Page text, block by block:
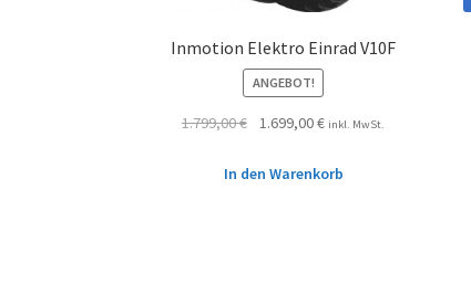
Inmotion Elektro Einrad V10F
ANGEBOT!
1.799,00€ 1.699,00€ inkl. MwSt.
In den Warenkorb